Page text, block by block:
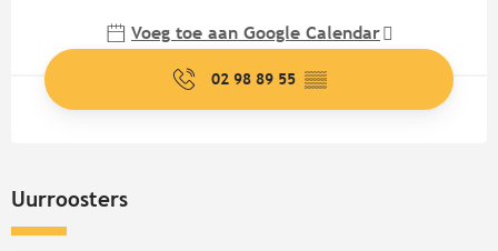
Voeg toe aan Google Calendar
02 98 89 55 ▒▒
Uurroosters